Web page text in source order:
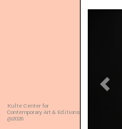
Kulte Center for
Contemporary Art & Editions
@2026